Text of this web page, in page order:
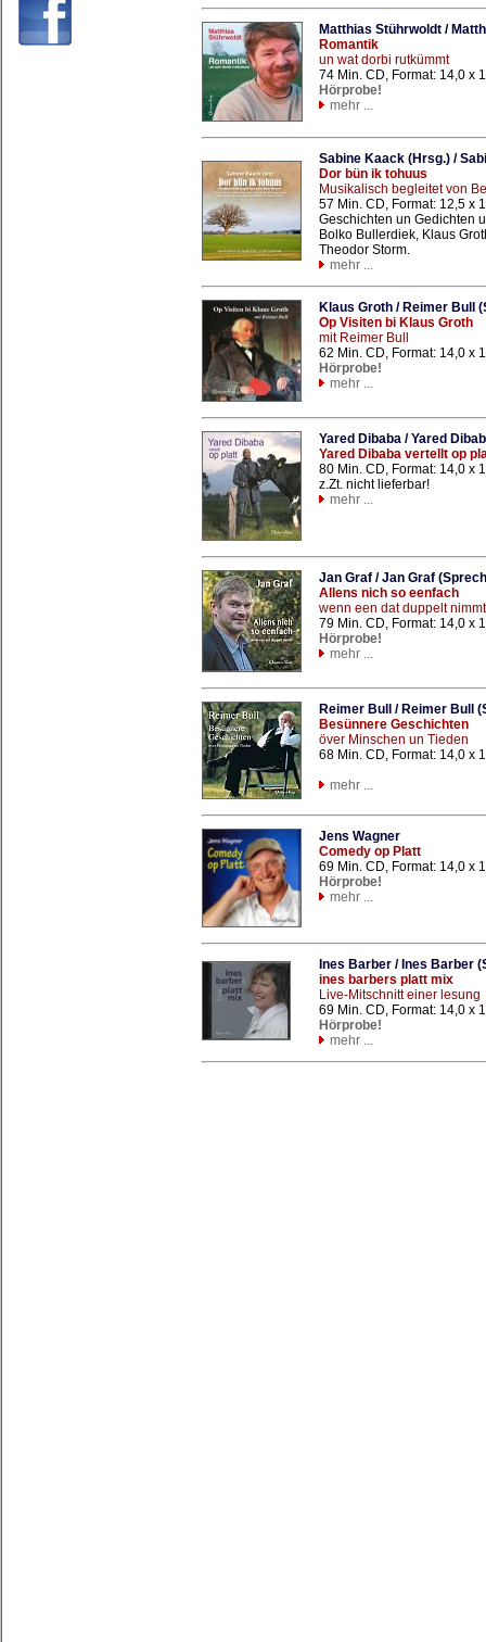
Matthias Stührwoldt /
Romantik
un wat dorbi rutkümmt
74 Min. CD, Format: 14,0 x
Hörprobe!
mehr ...
Sabine Kaack (Hrsg.) /
Dor bün ik tohuus
Musikalisch begleitet von
57 Min. CD, Format: 12,5 x
Geschichten un Gedichten
Bolko Bullerdiek, Klaus
Theodor Storm.
mehr ...
Klaus Groth / Reimer Bull
Op Visiten bi Klaus Groth
mit Reimer Bull
62 Min. CD, Format: 14,0 x
Hörprobe!
mehr ...
Yared Dibaba / Yared
Yared Dibaba vertellt op
80 Min. CD, Format: 14,0 x
z.Zt. nicht lieferbar!
mehr ...
Jan Graf / Jan Graf
Allens nich so eenfach
wenn een dat duppelt nimmt
79 Min. CD, Format: 14,0 x
Hörprobe!
mehr ...
Reimer Bull / Reimer Bull
Besünnere Geschichten
över Minschen un Tieden
68 Min. CD, Format: 14,0 x
mehr ...
Jens Wagner
Comedy op Platt
69 Min. CD, Format: 14,0 x
Hörprobe!
mehr ...
Ines Barber / Ines Barber
ines barbers platt mix
Live-Mitschnitt einer lesung
69 Min. CD, Format: 14,0 x
Hörprobe!
mehr ...